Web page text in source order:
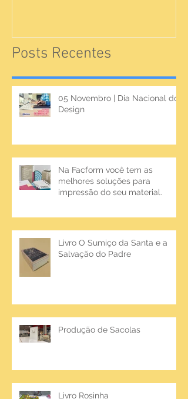
Posts Recentes
05 Novembro | Dia Nacional do
Design
Na Facform você tem as
melhores soluções para
impressão do seu material.
Livro O Sumiço da Santa e a
Salvação do Padre
Produção de Sacolas
Livro Rosinha